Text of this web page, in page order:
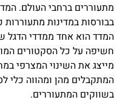
מתעוררים ברחבי העולם.
בבורסות במדינות מתעוררות
המדד הוא אחד ממדדי הדגל
חשיפה על כל הסקטורים
מייצג את השינוי המצרפי
המתקבלים מהן ומהווה כלי
בשווקים המתעוררים.